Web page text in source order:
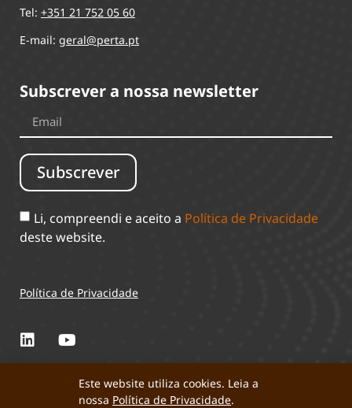
Tel: +351 21 752 05 60
E-mail: geral@perta.pt
Subscrever a nossa newsletter
Li, compreendi e aceito a Política de Privacidade
deste website.
Subscrever
Política de Privacidade
Perta 2025 © Todos os direitos reservados.
Este website utiliza cookies. Leia a
nossa Política de Privacidade.